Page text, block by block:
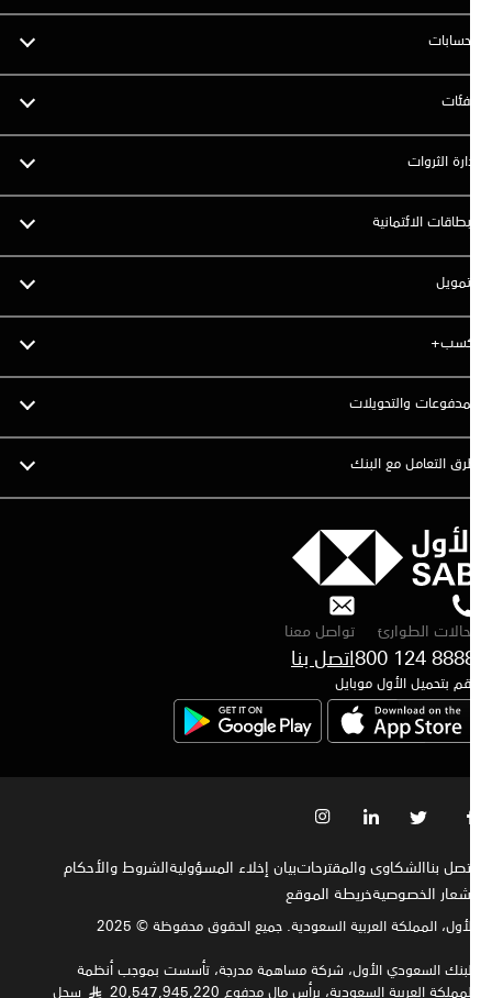
الثروات
الائتمانية
والتحويلات
التعامل مع البنك
الطوارئ
800 124
تواصل معنا
اتصل بنا
قم بتحميل الأول موبايل
بناالشكاوى والمقترحاتبيان إخلاء المسؤوليةالشروط والأحكام
الخصوصية‍خريطة الموقع
المملكة العربية السعودية. جميع الحقوق محفوظة © 2025
السعودي الأول، شركة مساهمة مدرجة، تأسست بموجب أنظمة
العربية السعودية، برأس مال مدفوع 20,547,945,220
§ سجل